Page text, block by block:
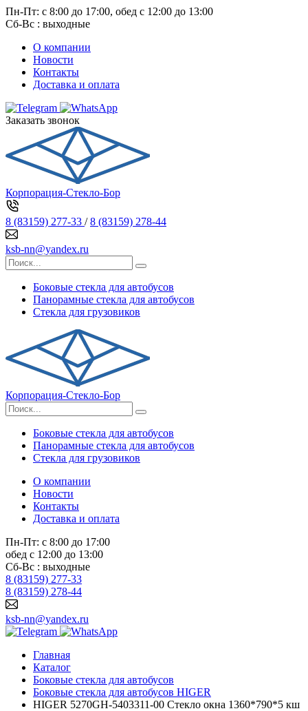
Пн-Пт: с 8:00 до 17:00, обед с 12:00 до 13:00
Сб-Вс : выходные
О компании
Новости
Контакты
Доставка и оплата
Заказать звонок
Корпорация-Стекло-Бор
8 (83159) 277-33 /8 (83159) 278-44
ksb-nn@yandex.ru
Боковые стекла для автобусов
Панорамные стекла для автобусов
Стекла для грузовиков
Корпорация-Стекло-Бор
Боковые стекла для автобусов
Панорамные стекла для автобусов
Стекла для грузовиков
О компании
Новости
Контакты
Доставка и оплата
Пн-Пт: с 8:00 до 17:00
обед с 12:00 до 13:00
Сб-Вс : выходные
8 (83159) 277-33
8 (83159) 278-44
ksb-nn@yandex.ru
Главная
Каталог
Боковые стекла для автобусов
Боковые стекла для автобусов HIGER
HIGER 5270GH-5403311-00 Стекло окна 1360*790*5 кш